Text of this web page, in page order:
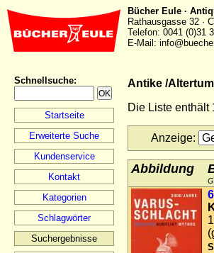
Bücher Eule ·
Rathausgasse 32 ·
Telefon: 0041 (0)31
E-Mail:
Schnellsuche:
Startseite
Erweiterte Suche
Kundenservice
Kontakt
Kategorien
Schlagwörter
Suchergebnisse
Antike /
Die Liste enthält
Anzeige:
Abbildung